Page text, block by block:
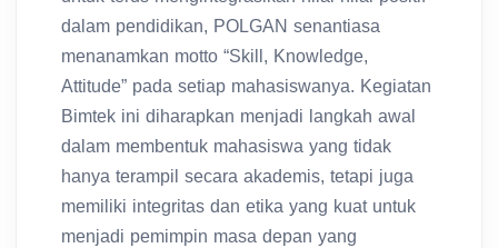
dalam pendidikan, POLGAN senantiasa
menanamkan motto “Skill, Knowledge,
Attitude” pada setiap mahasiswanya. Kegiatan
Bimtek ini diharapkan menjadi langkah awal
dalam membentuk mahasiswa yang tidak
hanya terampil secara akademis, tetapi juga
memiliki integritas dan etika yang kuat untuk
menjadi pemimpin masa depan yang